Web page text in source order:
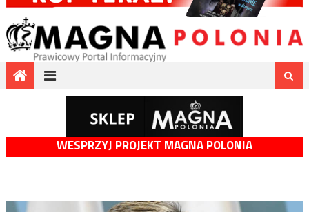
WESPRZYJ PROJEKT MAGNA POLONIA